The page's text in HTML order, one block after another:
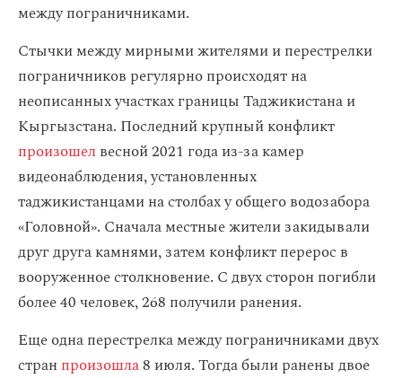
между пограничниками.
Стычки между мирными жителями и перестрелки
пограничников регулярно происходят на
неописанных участках границы Таджикистана и
Кыргызстана. Последний крупный конфликт
произошел весной 2021 года из-за камер
видеонаблюдения, установленных
таджикистанцами на столбах у общего водозабора
«Головной». Сначала местные жители закидывали
друг друга камнями, затем конфликт перерос в
вооруженное столкновение. С двух сторон погибли
более 40 человек, 268 получили ранения.
Еще одна перестрелка между пограничниками двух
стран произошла8 июля. Тогда были ранены двое